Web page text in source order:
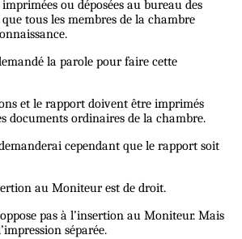
ou déposées au bureau des
tous les membres de la chambre
la parole pour faire cette
et le rapport doivent être imprimés
documents ordinaires de la chambre.
cependant que le rapport soit
au Moniteur est de droit.
pas à l’insertion au Moniteur. Mais
séparée.